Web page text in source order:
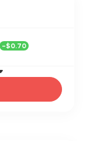
-$0.70